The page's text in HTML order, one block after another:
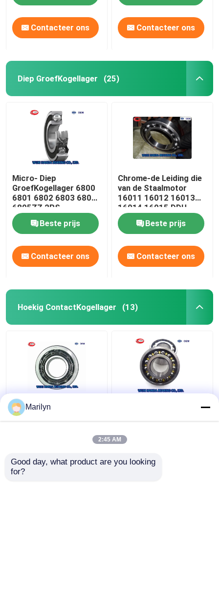
Contacteer ons Contacteer ons
Diep GroefKogellager (25)
Micro- Diep
GroefKogellager 6800
6801 6802 6803 6804
6805ZZ 2RS
Beste prijs
Contacteer ons
Chrome-de Leiding die
van de Staalmotor
16011 16012 16013
16014 16015 DDU
ZZC3 2RS dragen
Beste prijs
Contacteer ons
Hoekig ContactKogellager (13)
7216 BECBP Hoekig
ContactKogellager
van het Puntcontact
Marilyn
2:45 AM
Good day, what product are you looking
for?